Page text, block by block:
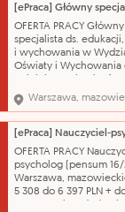
6 400 do 7 300 PLN
oferuje: - umowę o
dodatek stażowy, -
OFERTA PRACY Główny
specjalista ds.
i wychowania w
Oświaty i Wychowania
ogłoszenia: DZ-
IV/9467/2026/WOW/
Warszawa,
PLN Wynagrodzenie
Regulaminem
pracowników Urzędu
stołecznego Warszaw
Warszawa,
OFERTA PRACY
psycholog (pensum
Warszawa,
5 308 do 6 397 PLN +